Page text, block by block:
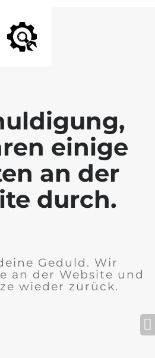
einige
an der
durch.
Geduld. Wir
an der Website und
wieder zurück.